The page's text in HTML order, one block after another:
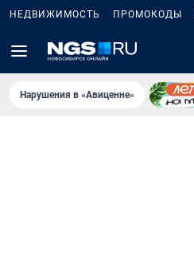
НЕДВИЖИМОСТЬ ПРОМОКОДЫ
Нарушения в «Авиценне»